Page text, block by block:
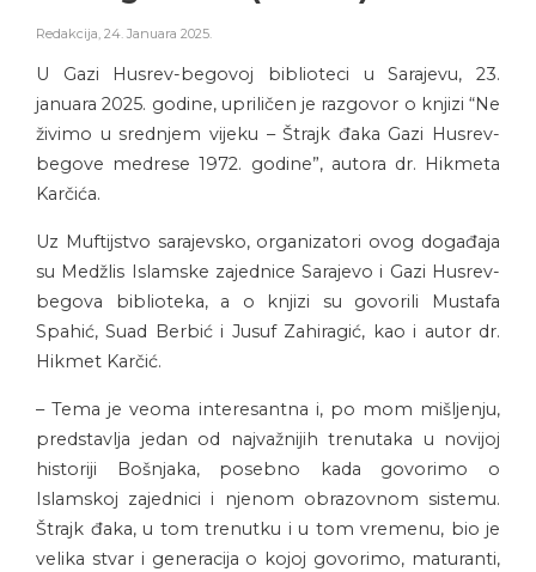
Redakcija, 24. Januara 2025.
U Gazi Husrev-begovoj biblioteci u Sarajevu, 23.
januara 2025. godine, upriličen je razgovor o knjizi “Ne
živimo u srednjem vijeku – Štrajk đaka Gazi Husrev-
begove medrese 1972. godine”, autora dr. Hikmeta
Karčića.
Uz Muftijstvo sarajevsko, organizatori ovog događaja
su Medžlis Islamske zajednice Sarajevo i Gazi Husrev-
begova biblioteka, a o knjizi su govorili Mustafa
Spahić, Suad Berbić i Jusuf Zahiragić, kao i autor dr.
Hikmet Karčić.
– Tema je veoma interesantna i, po mom mišljenju,
predstavlja jedan od najvažnijih trenutaka u novijoj
historiji Bošnjaka, posebno kada govorimo o
Islamskoj zajednici i njenom obrazovnom sistemu.
Štrajk đaka, u tom trenutku i u tom vremenu, bio je
velika stvar i generacija o kojoj govorimo, maturanti,